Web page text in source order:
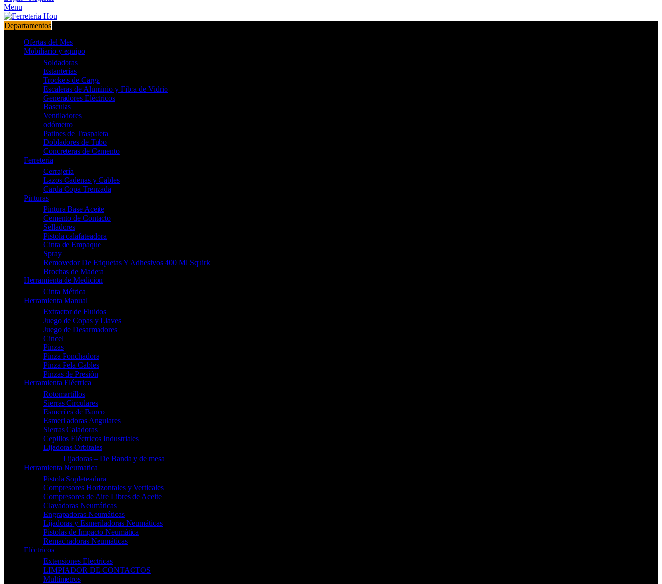
Menu
Departamentos
Ofertas del Mes
Mobiliario y equipo
Soldadoras
Estanterías
Trockets de Carga
Escaleras de Aluminio y Fibra de Vidrio
Generadores Eléctricos
Basculas
Ventiladores
odómetro
Patines de Traspaleta
Dobladores de Tubo
Concreteras de Cemento
Ferretería
Cerrajería
Lazos Cadenas y Cables
Carda Copa Trenzada
Pinturas
Pintura Base Aceite
Cemento de Contacto
Selladores
Pistola calafateadora
Cinta de Empaque
Spray
Removedor De Etiquetas Y Adhesivos 400 Ml Squirk
Brochas de Madera
Herramienta de Medicion
Cinta Métrica
Herramienta Manual
Extractor de Fluidos
Juego de Copas y Llaves
Juego de Desarmadores
Cincel
Pinzas
Pinza Ponchadora
Pinza Pela Cables
Pinzas de Presión
Herramienta Eléctrica
Rotomartillos
Sierras Circulares
Esmeriles de Banco
Esmeriladoras Angulares
Sierras Caladoras
Cepillos Eléctricos Industriales
Lijadoras Orbitales
Lijadoras – De Banda y de mesa
Herramienta Neumatica
Pistola Sopleteadora
Compresores Horizontales y Verticales
Compresores de Aire Libres de Aceite
Clavadoras Neumáticas
Engrapadoras Neumáticas
Lijadoras y Esmeriladoras Neumáticas
Pistolas de Impacto Neumática
Remachadoras Neumáticas
Eléctricos
Extensiones Electricas
LIMPIADOR DE CONTACTOS
Multímetros